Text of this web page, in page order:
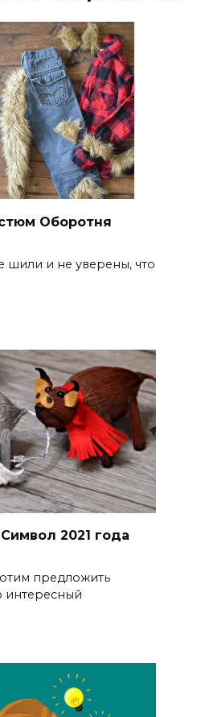
Оборотня
шили и не уверены, что
2021 года
предложить